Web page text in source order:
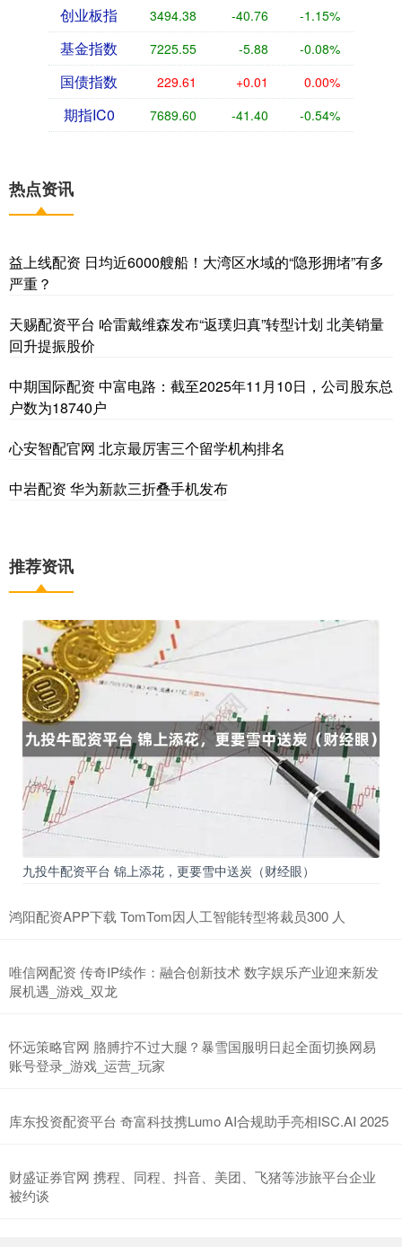
创业板指 3494.38 -40.76 -1.15%
基金指数 7225.55 -5.88 -0.08%
国债指数 229.61 +0.01 0.00%
期指IC0 7689.60 -41.40 -0.54%
热点资讯
益上线配资 日均近6000艘船！大湾区水域的“隐形拥堵”有多
严重？
天赐配资平台 哈雷戴维森发布“返璞归真”转型计划 北美销量
回升提振股价
中期国际配资 中富电路：截至2025年11月10日，公司股东总
户数为18740户
心安智配官网 北京最厉害三个留学机构排名
中岩配资 华为新款三折叠手机发布
推荐资讯
九投牛配资平台 锦上添花，更要雪中送炭（财经眼）
鸿阳配资APP下载 TomTom因人工智能转型将裁员300 人
唯信网配资 传奇IP续作：融合创新技术 数字娱乐产业迎来新发
展机遇_游戏_双龙
怀远策略官网 胳膊拧不过大腿？暴雪国服明日起全面切换网易
账号登录_游戏_运营_玩家
库东投资配资平台 奇富科技携Lumo AI合规助手亮相ISC.AI 2025
财盛证券官网 携程、同程、抖音、美团、飞猪等涉旅平台企业
被约谈